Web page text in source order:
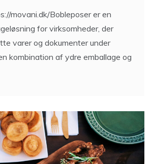
movani.dk/Bobleposer er en
for virksomheder, der
varer og dokumenter under
kombination af ydre emballage og